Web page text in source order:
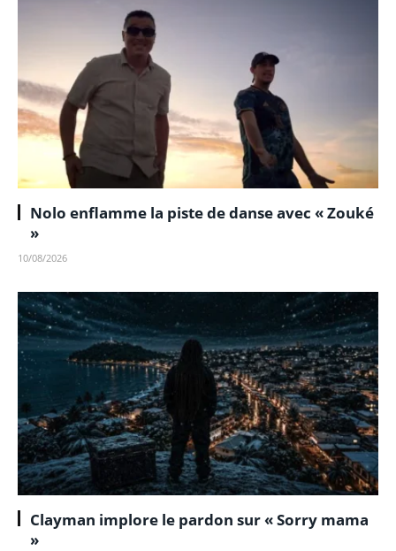
Nolo enflamme la piste de danse avec « Zouké
»
10/08/2026
Clayman implore le pardon sur « Sorry mama
»